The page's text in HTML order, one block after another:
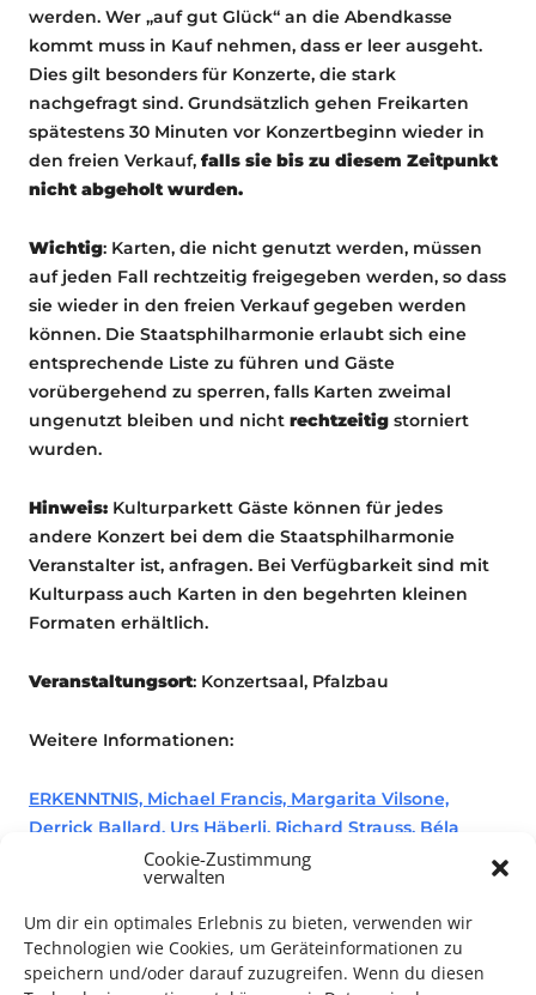
Cookie-Zustimmung
verwalten
Um dir ein optimales Erlebnis zu bieten, verwenden wir
Technologien wie Cookies, um Geräteinformationen zu
speichern und/oder darauf zuzugreifen. Wenn du diesen
werden. Wer „auf gut Glück“ an die Abendkasse
kommt muss in Kauf nehmen, dass er leer ausgeht.
Dies gilt besonders für Konzerte, die stark
nachgefragt sind. Grundsätzlich gehen Freikarten
spätestens 30 Minuten vor Konzertbeginn wieder in
den freien Verkauf, falls sie bis zu diesem Zeitpunkt
nicht abgeholt wurden.
Wichtig: Karten, die nicht genutzt werden, müssen
auf jeden Fall rechtzeitig freigegeben werden, so dass
sie wieder in den freien Verkauf gegeben werden
können. Die Staatsphilharmonie erlaubt sich eine
entsprechende Liste zu führen und Gäste
vorübergehend zu sperren, falls Karten zweimal
ungenutzt bleiben und nicht rechtzeitig storniert
wurden.
Hinweis: Kulturparkett Gäste können für jedes
andere Konzert bei dem die Staatsphilharmonie
Veranstalter ist, anfragen. Bei Verfügbarkeit sind mit
Kulturpass auch Karten in den begehrten kleinen
Formaten erhältlich.
Veranstaltungsort: Konzertsaal, Pfalzbau
Weitere Informationen:
ERKENNTNIS, Michael Francis, Margarita Vilsone,
Derrick Ballard, Urs Häberli, Richard Strauss, Béla
Bartók in Ludwigshafen – Deutsche
Staatsphilharmonie Rhe…